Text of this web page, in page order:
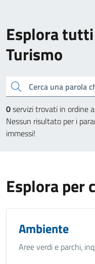
Esplora
Turismo
Cerca una parola chiave
0servizi trovati in ordine
Nessun risultato per i
immessi!
Esplora per
Ambiente
Aree verdi e parchi,